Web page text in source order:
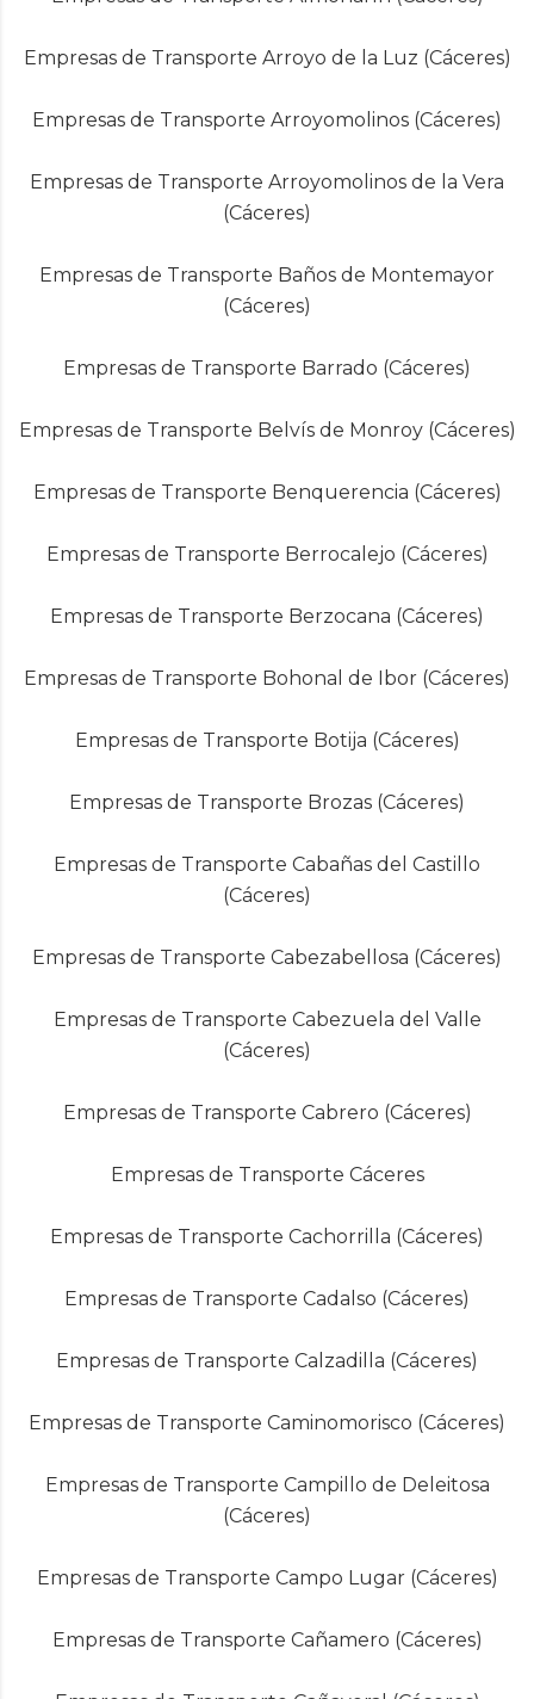
Empresas de Transporte Arroyo de la Luz (Cáceres)
Empresas de Transporte Arroyomolinos (Cáceres)
Empresas de Transporte Arroyomolinos de la Vera
(Cáceres)
Empresas de Transporte Baños de Montemayor
(Cáceres)
Empresas de Transporte Barrado (Cáceres)
Empresas de Transporte Belvís de Monroy (Cáceres)
Empresas de Transporte Benquerencia (Cáceres)
Empresas de Transporte Berrocalejo (Cáceres)
Empresas de Transporte Berzocana (Cáceres)
Empresas de Transporte Bohonal de Ibor (Cáceres)
Empresas de Transporte Botija (Cáceres)
Empresas de Transporte Brozas (Cáceres)
Empresas de Transporte Cabañas del Castillo
(Cáceres)
Empresas de Transporte Cabezabellosa (Cáceres)
Empresas de Transporte Cabezuela del Valle
(Cáceres)
Empresas de Transporte Cabrero (Cáceres)
Empresas de Transporte Cáceres
Empresas de Transporte Cachorrilla (Cáceres)
Empresas de Transporte Cadalso (Cáceres)
Empresas de Transporte Calzadilla (Cáceres)
Empresas de Transporte Caminomorisco (Cáceres)
Empresas de Transporte Campillo de Deleitosa
(Cáceres)
Empresas de Transporte Campo Lugar (Cáceres)
Empresas de Transporte Cañamero (Cáceres)